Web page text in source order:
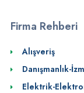
Firma Rehberi
Alışveriş
Danışmanlık-
Elektrik-